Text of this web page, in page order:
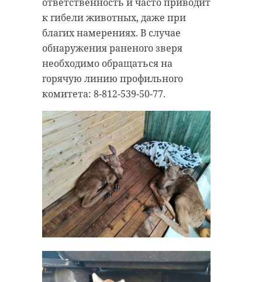
к гибели животных, даже при
благих намерениях. В случае
обнаружения раненого зверя
необходимо обращаться на
горячую линию профильного
комитета: 8-812-539-50-77.